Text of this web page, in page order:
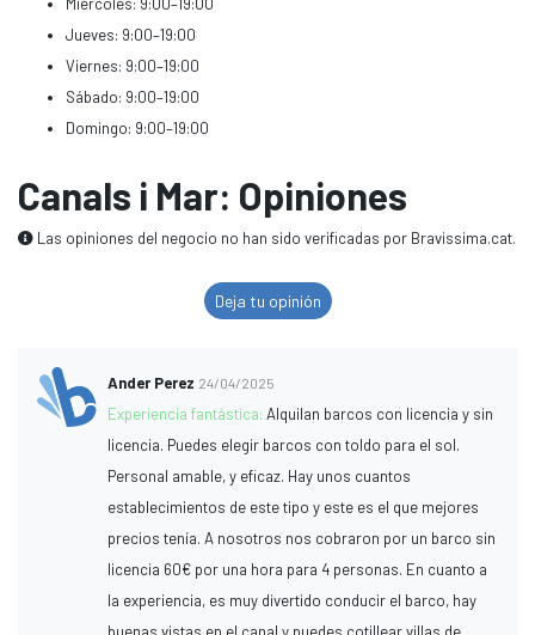
Jueves: 9:00–19:00
Viernes: 9:00–19:00
Sábado: 9:00–19:00
Domingo: 9:00–19:00
Canals i Mar: Opiniones
Las opiniones del negocio no han sido verificadas por Bravissima.cat.
Deja tu opinión
Ander Perez 24/04/2025
Experiencia fantástica:Alquilan barcos con licencia y sin
licencia. Puedes elegir barcos con toldo para el sol.
Personal amable, y eficaz. Hay unos cuantos
establecimientos de este tipo y este es el que mejores
precios tenía. A nosotros nos cobraron por un barco sin
licencia 60€ por una hora para 4 personas. En cuanto a
la experiencia, es muy divertido conducir el barco, hay
buenas vistas en el canal y puedes cotillear villas de